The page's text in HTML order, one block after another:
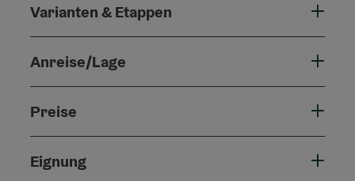
Varianten & Etappen
Anreise/Lage
Preise
Eignung